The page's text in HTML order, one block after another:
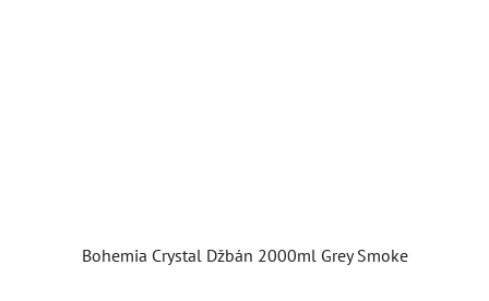
Bohemia Crystal Džbán 2000ml Grey Smoke